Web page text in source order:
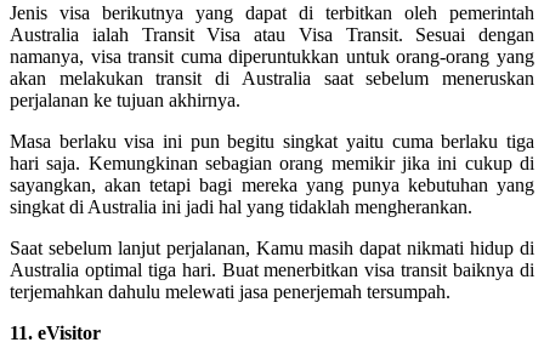
Jenis visa berikutnya yang dapat di terbitkan oleh pemerintah
Australia ialah Transit Visa atau Visa Transit. Sesuai dengan
namanya, visa transit cuma diperuntukkan untuk orang-orang yang
akan melakukan transit di Australia saat sebelum meneruskan
perjalanan ke tujuan akhirnya.
Masa berlaku visa ini pun begitu singkat yaitu cuma berlaku tiga
hari saja. Kemungkinan sebagian orang memikir jika ini cukup di
sayangkan, akan tetapi bagi mereka yang punya kebutuhan yang
singkat di Australia ini jadi hal yang tidaklah mengherankan.
Saat sebelum lanjut perjalanan, Kamu masih dapat nikmati hidup di
Australia optimal tiga hari. Buat menerbitkan visa transit baiknya di
terjemahkan dahulu melewati jasa penerjemah tersumpah.
11. eVisitor